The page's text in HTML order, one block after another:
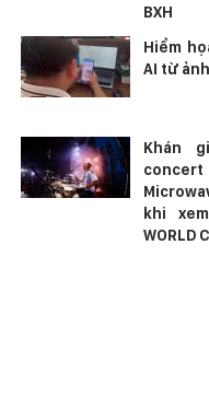
BXH
Hiểm
AI từ
Khán
khi
WORLD